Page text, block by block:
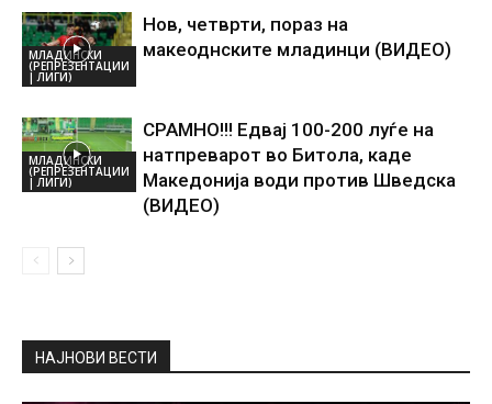
МЛАДИНСКИ
(РЕПРЕЗЕНТАЦИИ
| ЛИГИ)
Нов, четврти, пораз на
макеоднските младинци (ВИДЕО)
МЛАДИНСКИ
(РЕПРЕЗЕНТАЦИИ
| ЛИГИ)
СРАМНО!!! Едвај 100-200 луѓе на
натпреварот во Битола, каде
Македонија води против Шведска
(ВИДЕО)
НАЈНОВИ ВЕСТИ